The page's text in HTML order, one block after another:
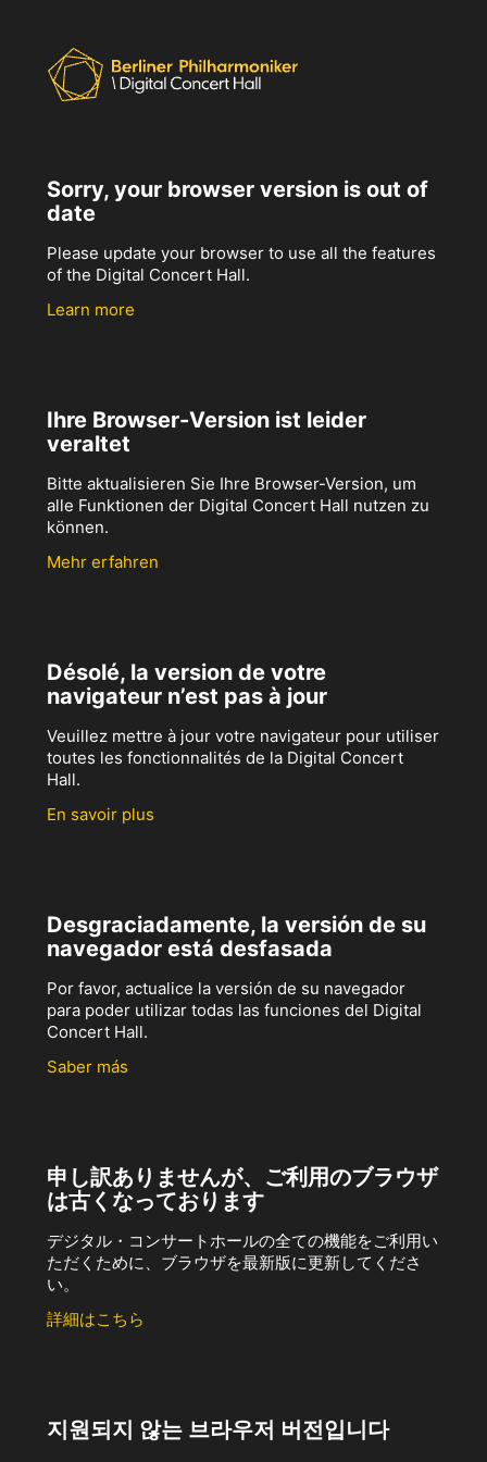
Sorry, your browser version is out of
date
Please update your browser to use all the features
of the Digital Concert Hall.
Learn more
Ihre Browser-Version ist leider
veraltet
Bitte aktualisieren Sie Ihre Browser-Version, um
alle Funktionen der Digital Concert Hall nutzen zu
können.
Mehr erfahren
Désolé, la version de votre
navigateur n’est pas à jour
Veuillez mettre à jour votre navigateur pour utiliser
toutes les fonctionnalités de la Digital Concert
Hall.
En savoir plus
Desgraciadamente, la versión de su
navegador está desfasada
Por favor, actualice la versión de su navegador
para poder utilizar todas las funciones del Digital
Concert Hall.
Saber más
申し訳ありませんが、ご利用のブラウザ
は古くなっております
デジタル・コンサートホールの全ての機能をご利用い
ただくために、ブラウザを最新版に更新してくださ
い。
詳細はこちら
지원되지 않는 브라우저 버전입니다